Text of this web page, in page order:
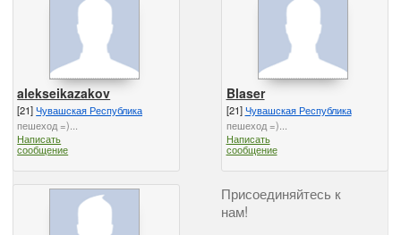
alekseikazakov
[21]Чувашская Республика
пешеход =)...
Написать
сообщение
Blaser
[21]Чувашская Республика
пешеход =)...
Написать
сообщение
Присоединяйтесь к
нам!